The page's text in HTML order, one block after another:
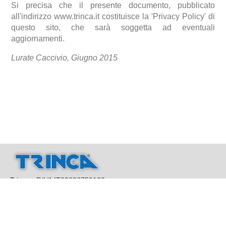
Si precisa che il presente documento, pubblicato
all'indirizzo www.trinca.it costituisce la 'Privacy Policy' di
questo sito, che sarà soggetta ad eventuali
aggiornamenti.
Lurate Caccivio, Giugno 2015
Trinca - P.IVA IT02686750130